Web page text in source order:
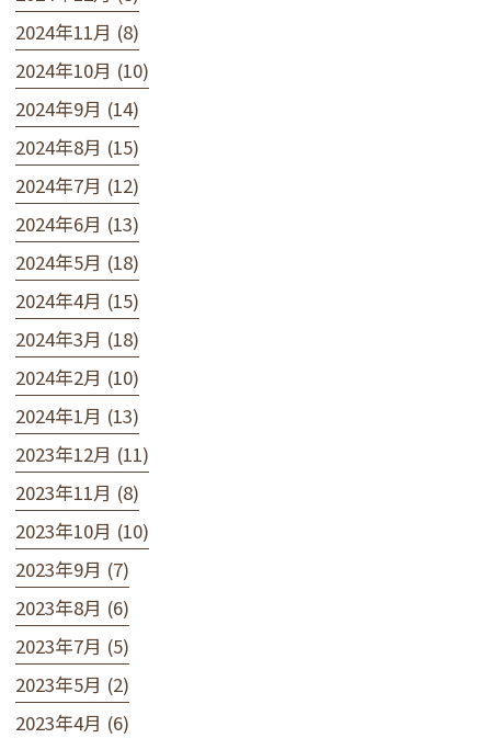
2024年11月 (8)
2024年10月 (10)
2024年9月 (14)
2024年8月 (15)
2024年7月 (12)
2024年6月 (13)
2024年5月 (18)
2024年4月 (15)
2024年3月 (18)
2024年2月 (10)
2024年1月 (13)
2023年12月 (11)
2023年11月 (8)
2023年10月 (10)
2023年9月 (7)
2023年8月 (6)
2023年7月 (5)
2023年5月 (2)
2023年4月 (6)